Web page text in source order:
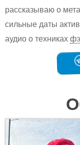
рассказываю о
сильные даты
аудио о техниках